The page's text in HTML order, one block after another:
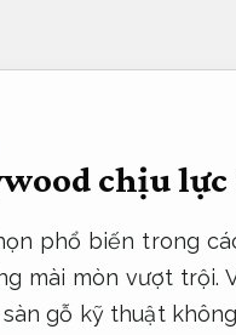
chịu
phổ biến trong
mài mòn vượt trội.
gỗ kỹ thuật